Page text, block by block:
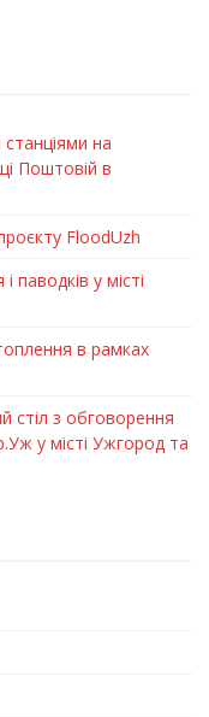
на
Поштовій в
FloodUzh
паводків у місті
в рамках
стіл з обговорення
у місті Ужгород та